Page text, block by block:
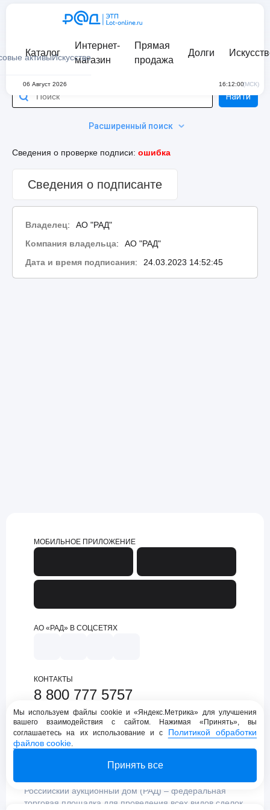
активыИскусство
Каталог
Интернет-
магазин
Прямая
продажа
Долги
06 Август 2026 16:12:00(МСК)
Расширенный поиск
Найти
Сведения о проверке подписи: ошибка
Сведения о подписанте
Владелец:
АО "РАД"
Компания владельца:
АО "РАД"
Дата и время подписания: 24.03.2023 14:52:45
МОБИЛЬНОЕ ПРИЛОЖЕНИЕ
АО «РАД» В СОЦСЕТЯХ
КОНТАКТЫ
8 800 777 5757
support@lot-online.ru
Техническая поддержка
Российский аукционный дом (РАД) – федеральная
торговая площадка для проведения всех видов сделок
Мы используем файлы cookie и «Яндекс.Метрика» для улучшения
вашего взаимодействия с сайтом. Нажимая «Принять», вы
соглашаетесь на их использование и с Политикой обработки
файлов cookie.
Принять все